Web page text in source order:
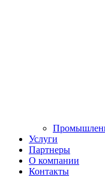
Услуги
Партнеры
О компании
Контакты